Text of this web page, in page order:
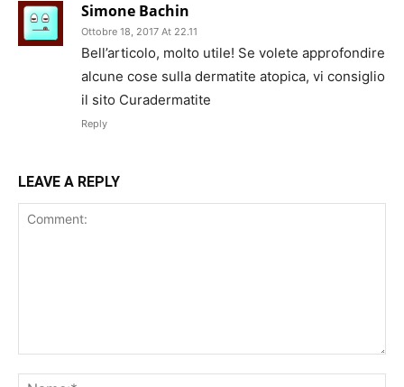
Simone Bachin
Ottobre 18, 2017 At 22.11
Bell’articolo, molto utile! Se volete approfondire
alcune cose sulla dermatite atopica, vi consiglio
il sito Curadermatite
Reply
LEAVE A REPLY